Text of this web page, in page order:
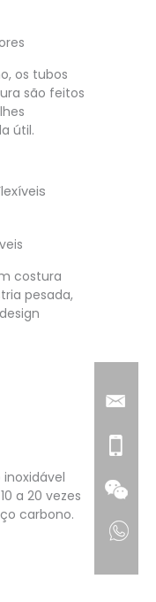
os tubos
são feitos
útil.
costura
pesada,
a 20 vezes
carbono.